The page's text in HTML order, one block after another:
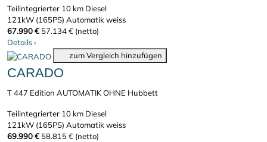
Teilintegrierter 10 km Diesel
121kW (165PS) Automatikweiss
67.990 € 57.134 € (netto)
Details›
zum Vergleich hinzufügen
CARADO
T 447 Edition AUTOMATIK OHNE Hubbett
Teilintegrierter 10 km Diesel
121kW (165PS) Automatikweiss
69.990 € 58.815 € (netto)